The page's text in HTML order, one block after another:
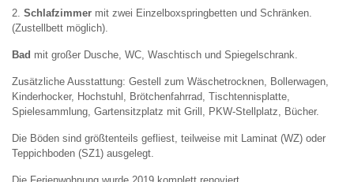
2. Schlafzimmer mit zwei Einzelboxspringbetten und Schränken.
(Zustellbett möglich).
Bad mit großer Dusche, WC, Waschtisch und Spiegelschrank.
Zusätzliche Ausstattung: Gestell zum Wäschetrocknen, Bollerwagen,
Kinderhocker, Hochstuhl, Brötchenfahrrad, Tischtennisplatte,
Spielesammlung, Gartensitzplatz mit Grill, PKW-Stellplatz, Bücher.
Die Böden sind größtenteils gefliest, teilweise mit Laminat (WZ) oder
Teppichboden (SZ1) ausgelegt.